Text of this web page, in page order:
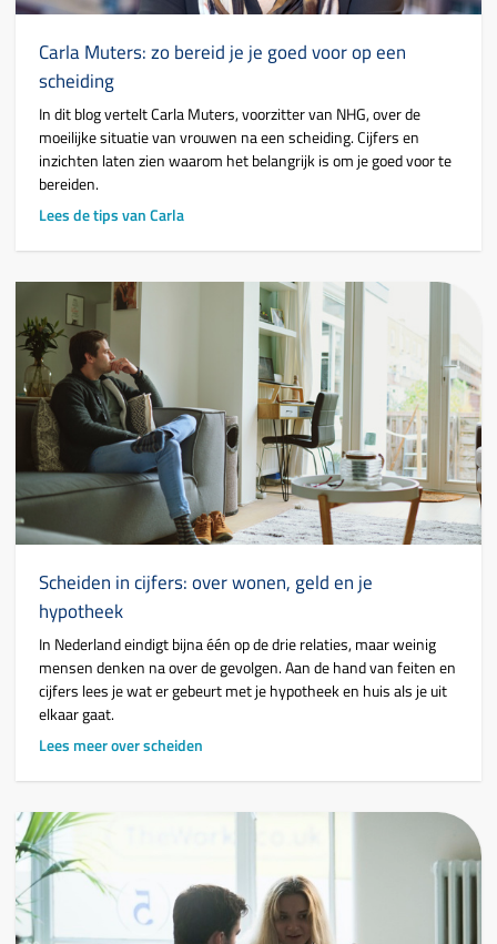
Carla Muters: zo bereid je je goed voor op een
scheiding
In dit blog vertelt Carla Muters, voorzitter van NHG, over de
moeilijke situatie van vrouwen na een scheiding. Cijfers en
inzichten laten zien waarom het belangrijk is om je goed voor te
bereiden.
Lees de tips van Carla
Scheiden in cijfers: over wonen, geld en je
hypotheek
In Nederland eindigt bijna één op de drie relaties, maar weinig
mensen denken na over de gevolgen. Aan de hand van feiten en
cijfers lees je wat er gebeurt met je hypotheek en huis als je uit
elkaar gaat.
Lees meer over scheiden